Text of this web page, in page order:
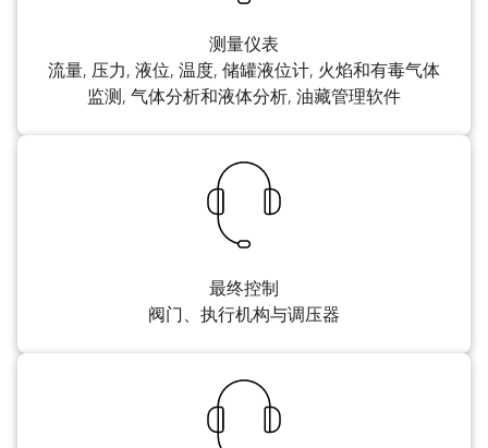
测量仪表
流量, 压力, 液位, 温度, 储罐液位计, 火焰和有毒气体
监测, 气体分析和液体分析, 油藏管理软件
最终控制
阀门、执行机构与调压器